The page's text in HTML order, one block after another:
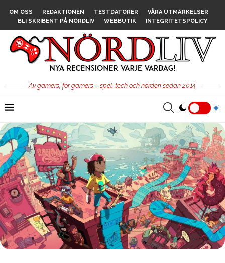
OM OSS REDAKTIONEN TESTDATORER
VÅRA UTMÄRKELSER
BLI SKRIBENT PÅ NÖRDLIV
WEBBUTIK INTEGRITETSPOLICY
Av gamers, för gamers – spel, tech och nörderi sedan 2014.